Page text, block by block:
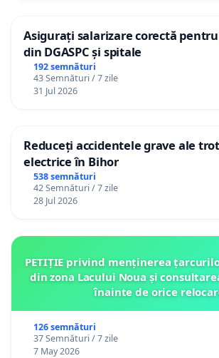
Asigurați salarizare corectă
din DGASPC și spitale
192 semnături
43 Semnături / 7 zile
31 Jul 2026
Reduceți accidentele grave ale
electrice în Bihor
538 semnături
42 Semnături / 7 zile
28 Jul 2026
PETIȚIE privind menținerea
din zona Lacului Noua și
înainte de orice
126 semnături
37 Semnături / 7 zile
7 May 2026